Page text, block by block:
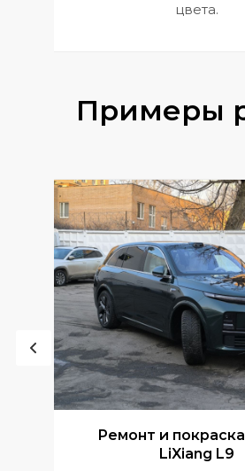
цвета.
Примеры
Ремонт и
LiXiang L9